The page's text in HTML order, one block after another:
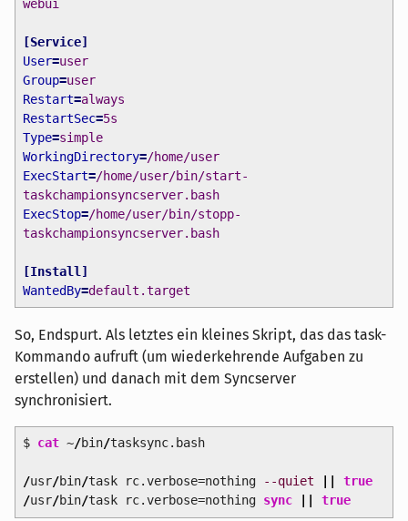
webui
[Service]
User=user
Group=user
Restart=always
RestartSec=5s
Type=simple
WorkingDirectory=/home/user
ExecStart=/home/user/bin/start-
taskchampionsyncserver.bash
ExecStop=/home/user/bin/stopp-
taskchampionsyncserver.bash
[Install ]
WantedBy=default.target
So, Endspurt. Als letztes ein kleines Skript, das das task-
Kommando aufruft (um wiederkehrende Aufgaben zu
erstellen) und danach mit dem Syncserver
synchronisiert.
$ cat~/bin/tasksync.bash
/usr/bin/task rc.verbose=nothing --quiet
true
/usr/bin/task rc.verbose=nothing sync true